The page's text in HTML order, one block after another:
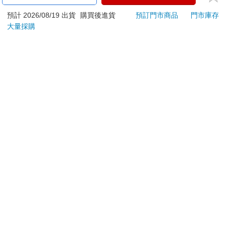
96 折 特價 67 元
195期
180 特價 171 元
媒
649
預計 2026/08/19 出貨 購買後進貨 預訂門市商品
門市庫存
大量採購